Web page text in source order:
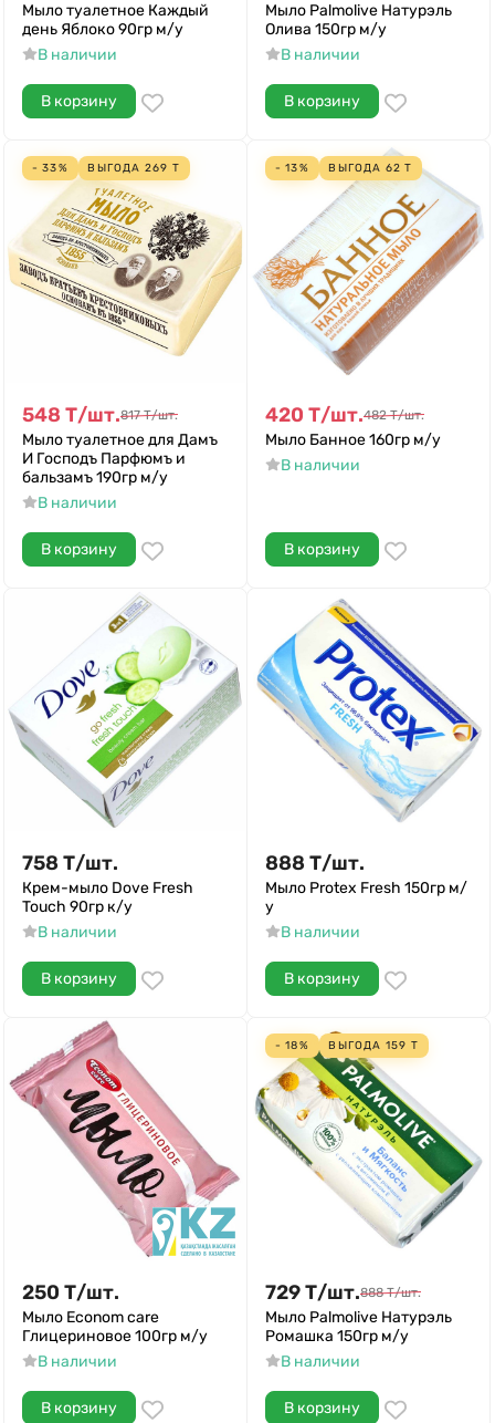
Мыло туалетное Каждый
день Яблоко 90гр м/у
В наличии
В корзину
Мыло Palmolive Натурэль
Олива 150гр м/у
В наличии
В корзину
- 33% ВЫГОДА 269 Т
548 Т/шт.817 Т/шт.
Мыло туалетное для Дамъ
И Господъ Парфюмъ и
бальзамъ 190гр м/у
В наличии
В корзину
- 13% ВЫГОДА 62 Т
420 Т/шт.482 Т/шт.
Мыло Банное 160гр м/у
В наличии
В корзину
758 Т/шт.
Крем-мыло Dove Fresh
Touch 90гр к/у
В наличии
В корзину
888 Т/шт.
Мыло Protex Fresh 150гр м/
у
В наличии
В корзину
250 Т/шт.
Мыло Econom care
Глицериновое 100гр м/у
В наличии
В корзину
- 18% ВЫГОДА 159 Т
729Т/шт.888 Т/шт.
Мыло Palmolive Натурэль
Ромашка 150гр м/у
В наличии
В корзину